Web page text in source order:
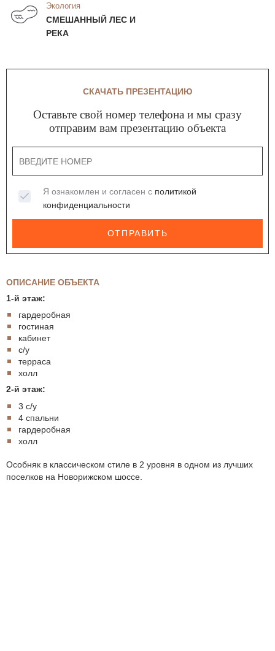
Экология
СМЕШАННЫЙ ЛЕС И
РЕКА
ОПИСАНИЕ ОБЪЕКТА
1-й этаж:
гардеробная
гостиная
кабинет
с/у
терраса
холл
2-й этаж:
3 с/у
4 спальни
гардеробная
холл
Особняк в классическом стиле в 2 уровня в одном из лучших
поселков на Новорижском шоссе.
СКАЧАТЬ ПРЕЗЕНТАЦИЮ
Оставьте свой номер телефона и мы сразу
отправим вам презентацию объекта
Я ознакомлен и согласен с политикой
конфиденциальности
ОТПРАВИТЬ